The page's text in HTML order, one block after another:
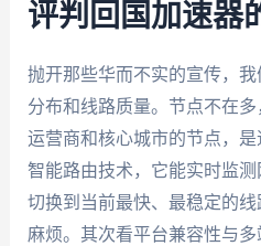
评判回国加速器
抛开那些华而不实的宣传，
分布和线路质量。节点不在
运营商和核心城市的节点，
智能路由技术，它能实时监
切换到当前最快、最稳定的
麻烦。其次看平台兼容性与